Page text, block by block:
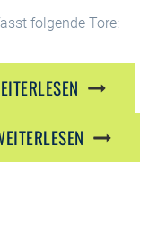
folgende Tore: